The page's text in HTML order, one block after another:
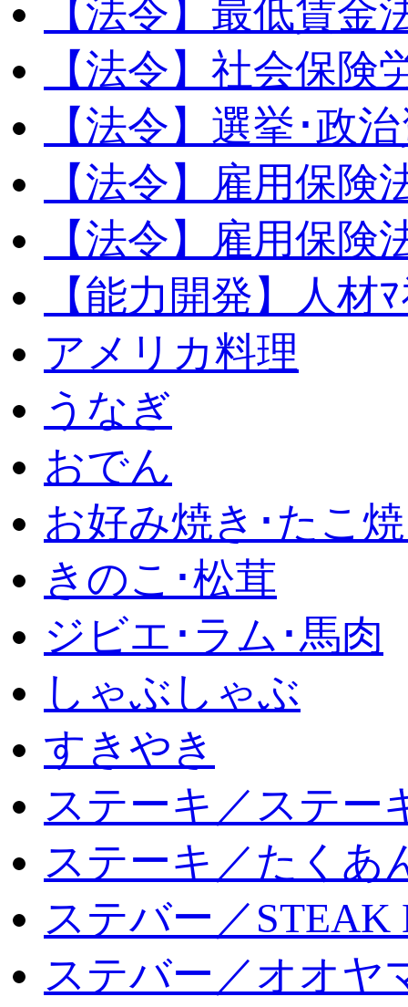
【法令】最低賃金
【法令】社会保険
【法令】選挙･政
【法令】雇用保険
【法令】雇用保険
【能力開発】人材
アメリカ料理
うなぎ
おでん
お好み焼き･たこ
きのこ･松茸
ジビエ･ラム･馬肉
しゃぶしゃぶ
すきやき
ステーキ／ステー
ステーキ／たくあ
ステバー／STEAK
ステバー／オオヤ